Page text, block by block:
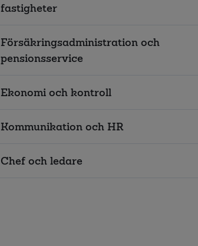
fastigheter
Försäkringsadministration och
pensionsservice
Ekonomi och kontroll
Kommunikation och HR
Chef och ledare